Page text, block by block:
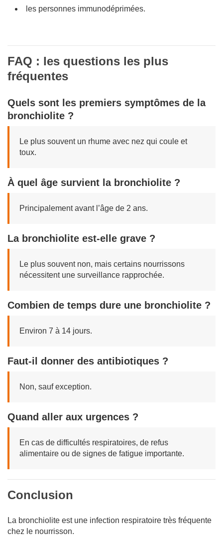
les personnes immunodéprimées.
FAQ : les questions les plus
fréquentes
Quels sont les premiers symptômes de la
bronchiolite ?
Le plus souvent un rhume avec nez qui coule et
toux.
À quel âge survient la bronchiolite ?
Principalement avant l’âge de 2 ans.
La bronchiolite est-elle grave ?
Le plus souvent non, mais certains nourrissons
nécessitent une surveillance rapprochée.
Combien de temps dure une bronchiolite ?
Environ 7 à 14 jours.
Faut-il donner des antibiotiques ?
Non, sauf exception.
Quand aller aux urgences ?
En cas de difficultés respiratoires, de refus
alimentaire ou de signes de fatigue importante.
Conclusion
La bronchiolite est une infection respiratoire très fréquente
chez le nourrisson.